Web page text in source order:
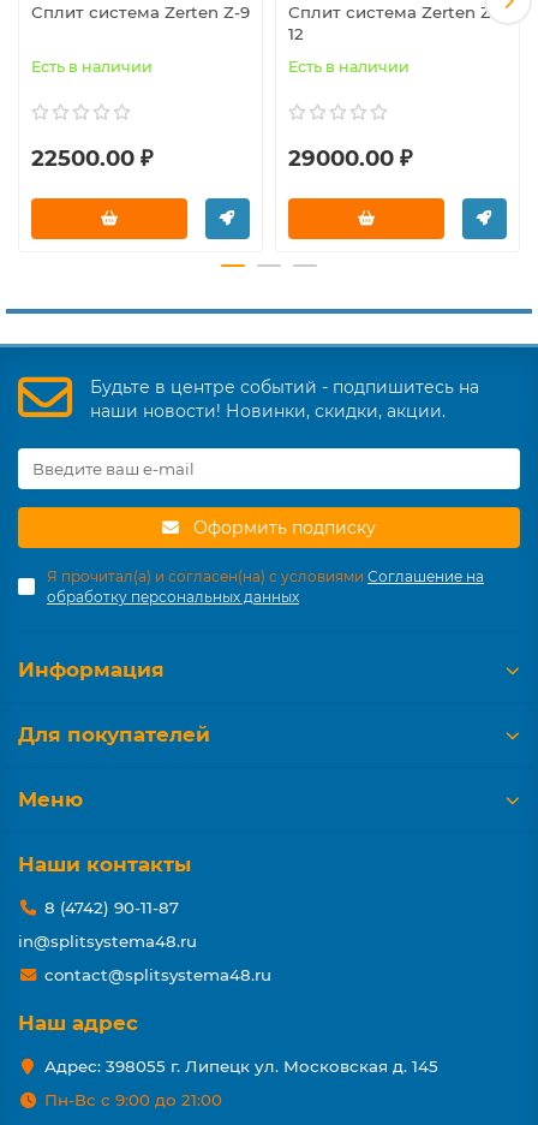
Сплит система Zerten Z-9
Есть в наличии
22500.00 ₽
Сплит система Zerten Z-
12
Есть в наличии
29000.00 ₽
Будьте в центре событий - подпишитесь на
наши новости! Новинки, скидки, акции.
Оформить подписку
Я прочитал(а) и согласен(на) с условиями Соглашение на
обработку персональных данных
Информация
Для покупателей
Меню
Наши контакты
8 (4742) 90-11-87
in@splitsystema48.ru
contact@splitsystema48.ru
Наш адрес
Адрес: 398055 г. Липецк ул. Московская д. 145
Пн-Вс с 9:00 до 21:00